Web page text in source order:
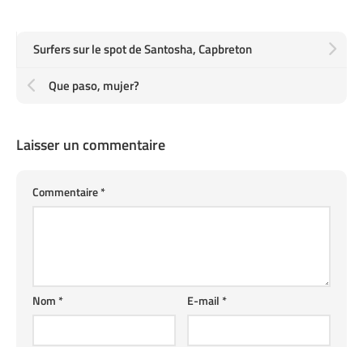
Surfers sur le spot de Santosha, Capbreton
Que paso, mujer?
Laisser un commentaire
Commentaire*
E-mail*
Nom*